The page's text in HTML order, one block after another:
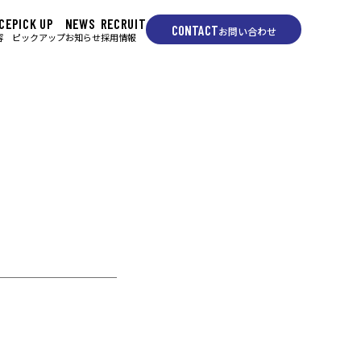
PICK UP
ピックアップ
NEWS
お知らせ
RECRUIT
採用情報 CONTACTお問い合わせ